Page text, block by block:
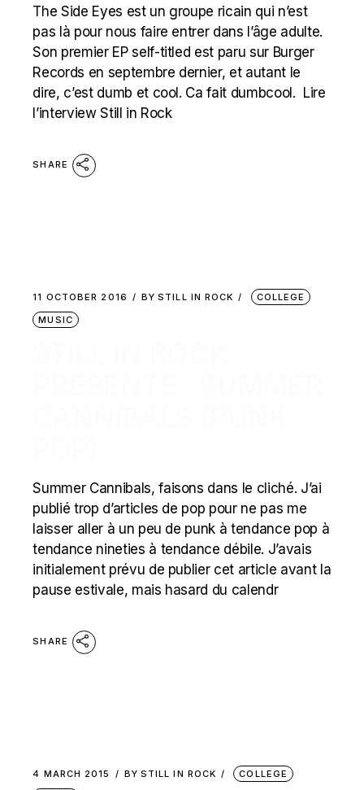
The Side Eyes est un groupe ricain qui n’est
pas là pour nous faire entrer dans l’âge adulte.
Son premier EP self-titled est paru sur Burger
Records en septembre dernier, et autant le
dire, c’est dumb et cool. Ca fait dumbcool. Lire
l’interview Still in Rock
SHARE
11 OCTOBER 2016 BY STILL IN ROCK
COLLEGE
MUSIC
Summer Cannibals, faisons dans le cliché. J’ai
publié trop d’articles de pop pour ne pas me
laisser aller à un peu de punk à tendance pop à
tendance nineties à tendance débile. J’avais
initialement prévu de publier cet article avant la
pause estivale, mais hasard du calendr
SHARE
4 MARCH 2015 BY STILL IN ROCK
COLLEGE